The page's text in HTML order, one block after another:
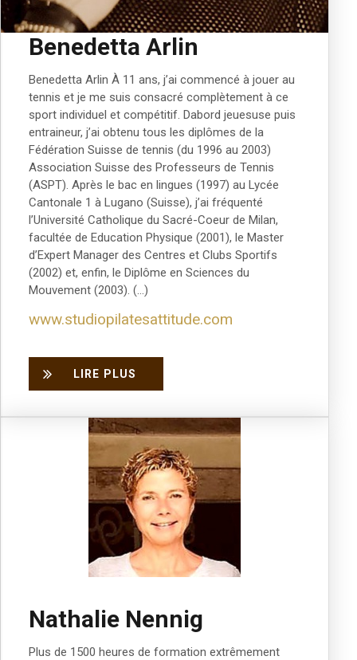
Benedetta Arlin
Benedetta Arlin À 11 ans, j’ai commencé à jouer au
tennis et je me suis consacré complètement à ce
sport individuel et compétitif. Dabord jeuesuse puis
entraineur, j’ai obtenu tous les diplômes de la
Fédération Suisse de tennis (du 1996 au 2003)
Association Suisse des Professeurs de Tennis
(ASPT). Après le bac en lingues (1997) au Lycée
Cantonale 1 à Lugano (Suisse), j’ai fréquenté
l’Université Catholique du Sacré-Coeur de Milan,
facultée de Education Physique (2001), le Master
d’Expert Manager des Centres et Clubs Sportifs
(2002) et, enfin, le Diplôme en Sciences du
Mouvement (2003). (…)
www.studiopilatesattitude.com
LIRE PLUS
Nathalie Nennig
Plus de 1500 heures de formation extrêmement